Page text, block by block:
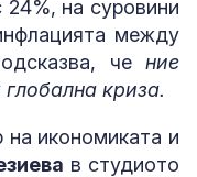
24%, на суровини
между
че ние
криза.
икономиката и
в студиото